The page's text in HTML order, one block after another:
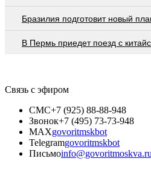
Бразилия подготовит новый
В Пермь приедет поезд с
Связь с эфиром
СМС+7 (925) 88-88-948
Звонок+7 (495) 73-73-948
MAXgovoritmskbot
Telegramgovoritmskbot
Письмоinfo@govoritmoskva.ru